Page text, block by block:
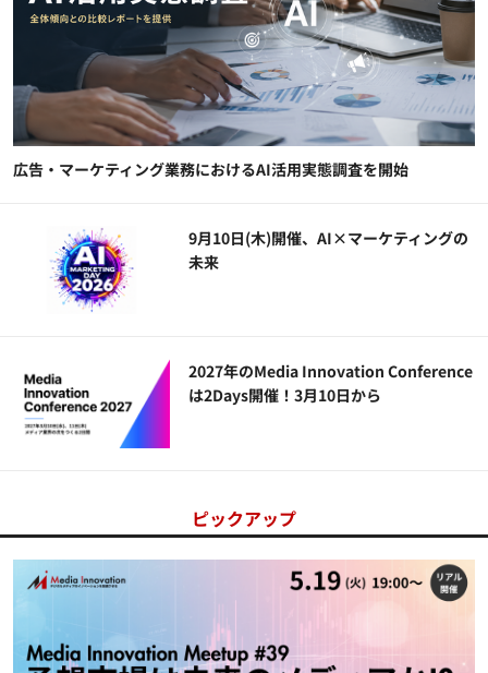
広告・マーケティング業務におけるAI活用実態調査を開始
9月10日(木)開催、AI×マーケティングの
未来
2027年のMedia Innovation Conference
は2Days開催！3月10日から
ピックアップ